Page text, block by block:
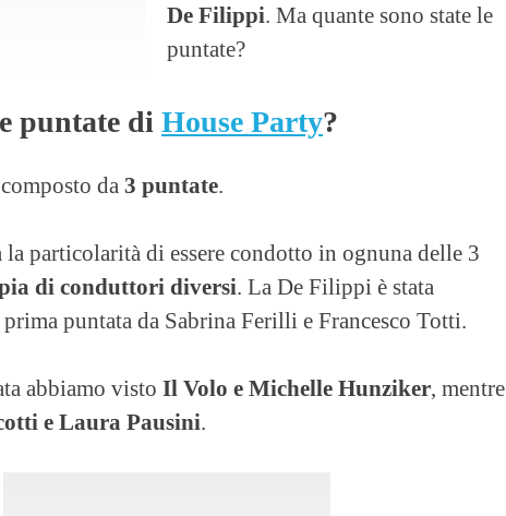
De Filippi . Ma quante sono state le
puntate?
puntate di House Party?
da 3 puntate.
particolarità di essere condotto in ognuna delle 3
di conduttori diversi. La De Filippi è stata
puntata da Sabrina Ferilli e Francesco Totti.
abbiamo visto Il Volo e Michelle Hunziker, mentre
e Laura Pausini.